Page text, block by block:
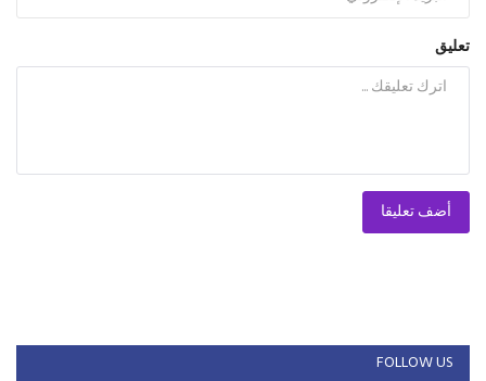
تعليق
أضف تعليقا
FOLLOW US